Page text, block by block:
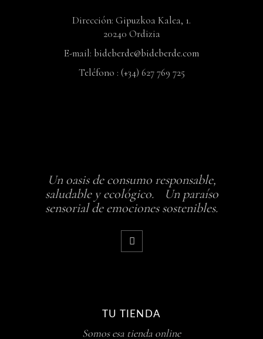
Dirección: Gipuzkoa Kalea, 1.
20240 Ordizia
E-mail: bideberde@bideberde.com
Teléfono : (+34) 627 769 725
Un oasis de consumo responsable,
saludable y ecológico. Un paraíso
sensorial de emociones sostenibles.
TU TIENDA
Somos esa tienda online